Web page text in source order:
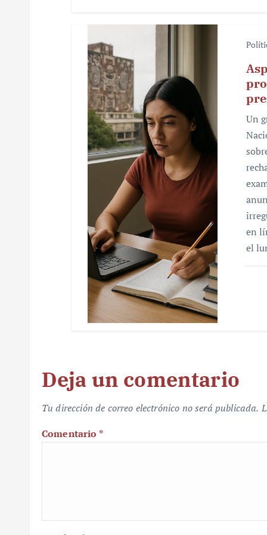
Un
en
el
Deja un comentario
Tu dirección de correo electrónico no será publicada.
Comentario *